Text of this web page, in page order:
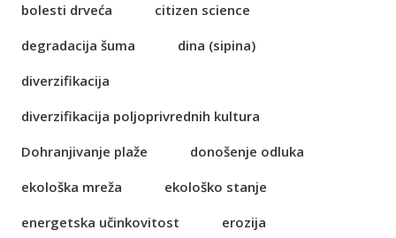
bolesti drveća
citizen science
degradacija šuma
dina (sipina)
diverzifikacija
diverzifikacija poljoprivrednih kultura
Dohranjivanje plaže
donošenje odluka
ekološka mreža
ekološko stanje
energetska učinkovitost
erozija